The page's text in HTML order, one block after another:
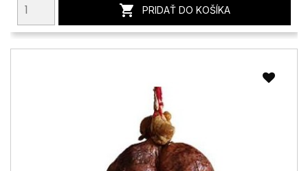
 PRIDAŤ DO KOŠÍKA